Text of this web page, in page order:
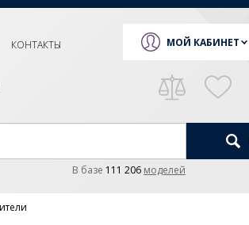
КОНТАКТЫ МОЙ КАБИНЕТ
В базе 111 206 моделей